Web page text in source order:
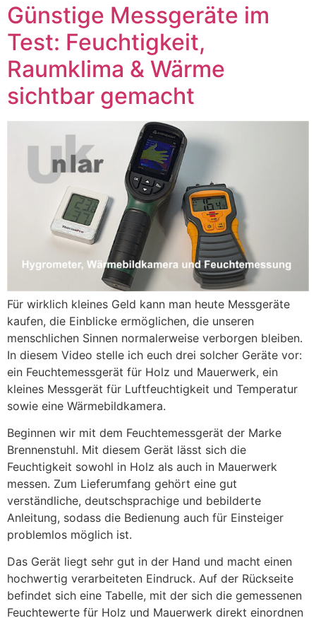
Günstige Messgeräte im
Test: Feuchtigkeit,
Raumklima & Wärme
sichtbar gemacht
Für wirklich kleines Geld kann man heute Messgeräte
kaufen, die Einblicke ermöglichen, die unseren
menschlichen Sinnen normalerweise verborgen bleiben.
In diesem Video stelle ich euch drei solcher Geräte vor:
ein Feuchtemessgerät für Holz und Mauerwerk, ein
kleines Messgerät für Luftfeuchtigkeit und Temperatur
sowie eine Wärmebildkamera.
Beginnen wir mit dem Feuchtemessgerät der Marke
Brennenstuhl. Mit diesem Gerät lässt sich die
Feuchtigkeit sowohl in Holz als auch in Mauerwerk
messen. Zum Lieferumfang gehört eine gut
verständliche, deutschsprachige und bebilderte
Anleitung, sodass die Bedienung auch für Einsteiger
problemlos möglich ist.
Das Gerät liegt sehr gut in der Hand und macht einen
hochwertig verarbeiteten Eindruck. Auf der Rückseite
befindet sich eine Tabelle, mit der sich die gemessenen
Feuchtewerte für Holz und Mauerwerk direkt einordnen